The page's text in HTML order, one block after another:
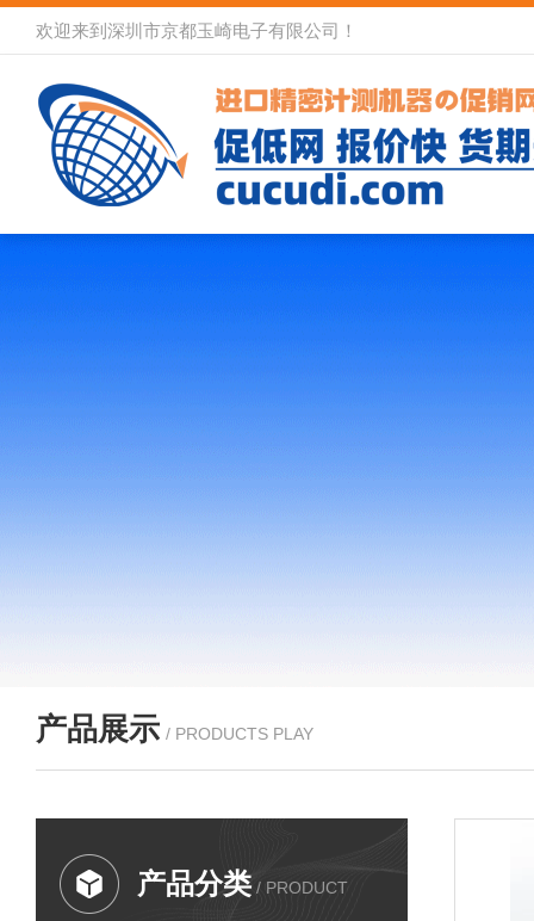
欢迎来到深圳市京都玉崎电子有限公司！
产品展示 / PRODUCTS PLAY
产品分类 / PRODUCT